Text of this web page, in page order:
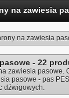
na zawiesia
- 22
zawiesia pasowe.
pasowe - pas
dźwigowych.